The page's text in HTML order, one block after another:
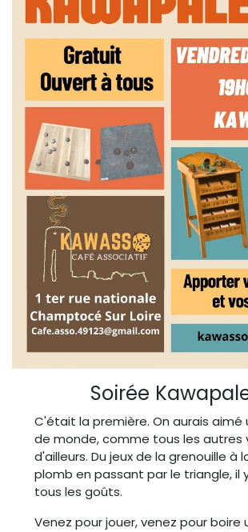
Soirée
C'était la première. On aurais aimé
de monde, comme tous les autres
d'ailleurs. Du jeux de la grenouille à
plomb en passant par le triangle, il
tous les goûts.
Venez pour jouer, venez pour boire